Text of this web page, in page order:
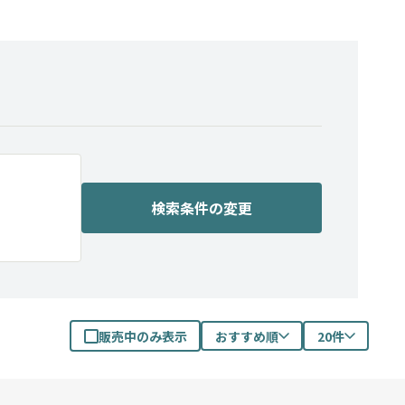
検索条件の変更
販売中のみ表示 おすすめ順 20件